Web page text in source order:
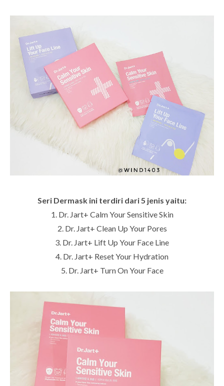
Seri Dermask ini terdiri dari 5 jenis yaitu:
1. Dr. Jart+ Calm Your Sensitive Skin
2. Dr. Jart+ Clean Up Your Pores
3. Dr. Jart+ Lift Up Your Face Line
4. Dr. Jart+ Reset Your Hydration
5. Dr. Jart+ Turn On Your Face